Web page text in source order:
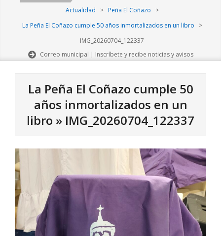
Actualidad
> Peña El Coñazo
>
La Peña El Coñazo cumple 50 años inmortalizados en un libro
>
IMG_20260704_122337
Correo municipal | Inscríbete y recibe noticias y avisos
La Peña El Coñazo cumple 50
años inmortalizados en un
libro » IMG_20260704_122337